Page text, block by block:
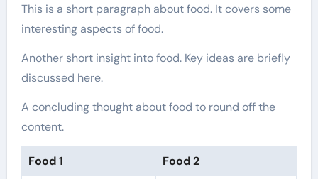
This is a short paragraph about food. It covers some
interesting aspects of food.
Another short insight into food. Key ideas are briefly
discussed here.
A concluding thought about food to round off the
content.
Food 1
Food 2